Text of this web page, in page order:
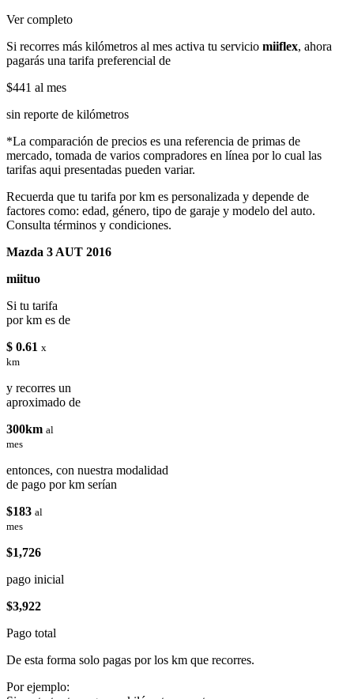
Ver completo
Si recorres más kilómetros al mes activa tu servicio miiflex, ahora
pagarás una tarifa preferencial de
$441 al mes
sin reporte de kilómetros
*La comparación de precios es una referencia de primas de
mercado, tomada de varios compradores en línea por lo cual las
tarifas aqui presentadas pueden variar.
Recuerda que tu tarifa por km es personalizada y depende de
factores como: edad, género, tipo de garaje y modelo del auto.
Consulta términos y condiciones.
Mazda 3 AUT 2016
miituo
Si tu tarifa
por km es de
$ 0.61 x
km
y recorres un
aproximado de
300km al
mes
entonces, con nuestra modalidad
de pago por km serían
$183 al
mes
$1,726
pago inicial
$3,922
Pago total
De esta forma solo pagas por los km que recorres.
Por ejemplo: